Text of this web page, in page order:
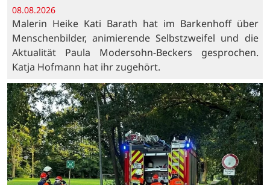
08.08.2026
Malerin Heike Kati Barath hat im Barkenhoff über
Menschenbilder, animierende Selbstzweifel und die
Aktualität Paula Modersohn-Beckers gesprochen.
Katja Hofmann hat ihr zugehört.